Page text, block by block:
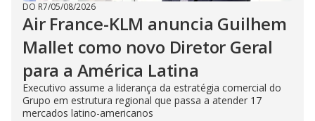
DO R7/05/08/2026
Air France-KLM anuncia Guilhem
Mallet como novo Diretor Geral
para a América Latina
Executivo assume a liderança da estratégia comercial do
Grupo em estrutura regional que passa a atender 17
mercados latino-americanos